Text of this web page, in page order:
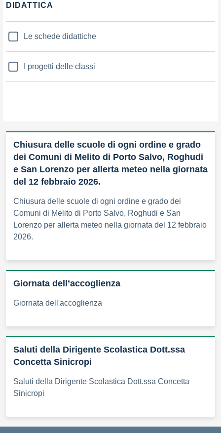
DIDATTICA
Le schede didattiche
I progetti delle classi
Chiusura delle scuole di ogni ordine e grado
dei Comuni di Melito di Porto Salvo, Roghudi
e San Lorenzo per allerta meteo nella giornata
del 12 febbraio 2026.
Chiusura delle scuole di ogni ordine e grado dei
Comuni di Melito di Porto Salvo, Roghudi e San
Lorenzo per allerta meteo nella giornata del 12 febbraio
2026.
Giornata dell’accoglienza
Giornata dell'accoglienza
Saluti della Dirigente Scolastica Dott.ssa
Concetta Sinicropi
Saluti della Dirigente Scolastica Dott.ssa Concetta
Sinicropi